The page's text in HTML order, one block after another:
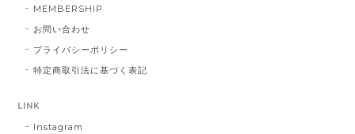
MEMBERSHIP
お問い合わせ
プライバシーポリシー
特定商取引法に基づく表記
LINK
Instagram